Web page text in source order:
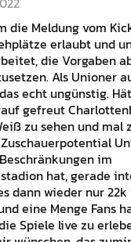
die Meldung vom
erlaubt und
die Vorgaben
Als Unioner
echt ungünstig.
gefreut
zu sehen und mal
im
hat, gerade
dann wieder nur
eine Menge Fans
Spiele live zu